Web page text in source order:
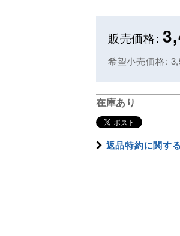
販売価格:
希望小売価格:
在庫あり
返品特約に関す